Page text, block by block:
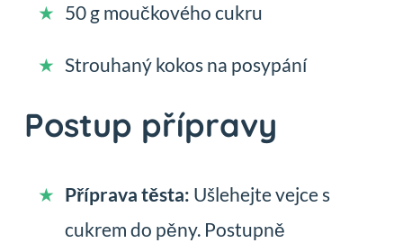
50 g moučkového cukru
Strouhaný kokos na posypání
Postup přípravy
Příprava těsta: Ušlehejte vejce s
cukrem do pěny. Postupně